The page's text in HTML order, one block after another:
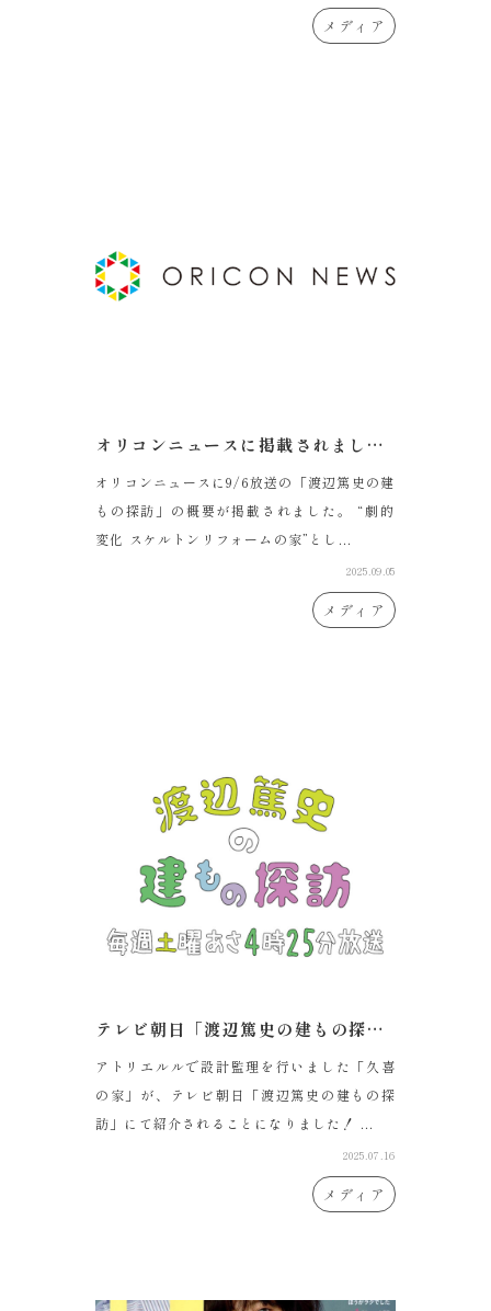
メディア
オリコンニュースに掲載されました。
オリコンニュースに9/6放送の「渡辺篤史の建
もの探訪」の概要が掲載されました。 “劇的
変化 スケルトンリフォームの家”とし...
2025.09.05
メディア
テレビ朝日「渡辺篤史の建もの探訪」に出演します。
アトリエルルで設計監理を行いました「久喜
の家」が、テレビ朝日「渡辺篤史の建もの探
訪」にて紹介されることになりました！ ...
2025.07.16
メディア